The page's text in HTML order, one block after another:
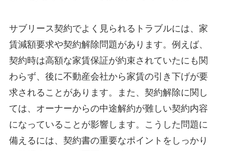
サブリース契約でよく見られるトラブルには、家
賃減額要求や契約解除問題があります。例えば、
契約時は高額な家賃保証が約束されていたにも関
わらず、後に不動産会社から家賃の引き下げが要
求されることがあります。また、契約解除に関し
ては、オーナーからの中途解約が難しい契約内容
になっていることが影響します。こうした問題に
備えるには、契約書の重要なポイントをしっかり